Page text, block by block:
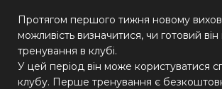
Протягом першого тижня новому
можливість визначитися, чи готовий
тренування в клубі.
У цей період він може користуватися
клубу. Перше тренування є